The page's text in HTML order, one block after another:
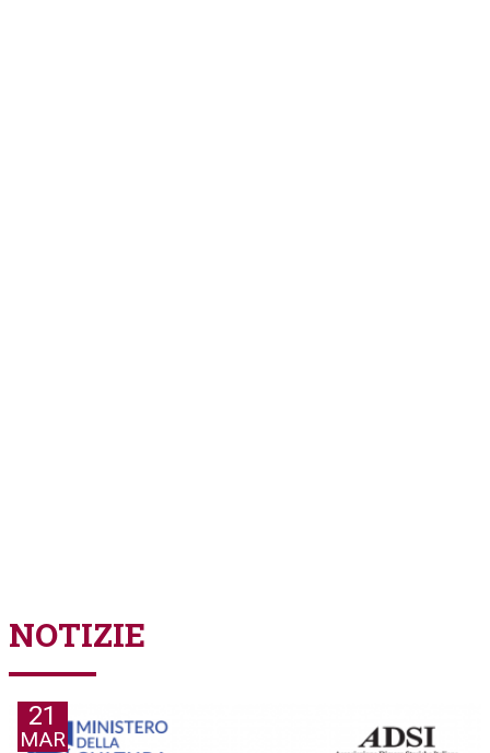
NOTIZIE
21
MAR